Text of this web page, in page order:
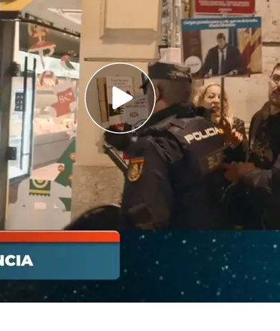
'Horizonte' para explicarse: "Es
lo que está viviendo Víctor de
arrasó gran parte de Valencia
manifestaciones en contra de la
Navarro, colaborador de 'Horizonte'
catástrofe y destaca algo
se cruza día a día pide que no les